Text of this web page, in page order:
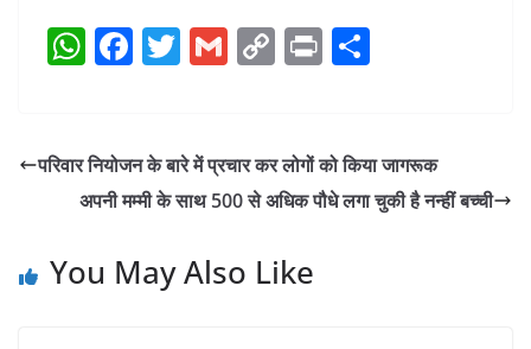
W
s
A
p
F
e
b
o
T
er
G
l
C
y
Li
k
Pr
e
परिवार नियोजन के बारे में प्रचार कर लोगों को किया जागरूक
अपनी मम्मी के साथ 500 से अधिक पौधे लगा चुकी है नन्हीं बच्ची
You May Also Like